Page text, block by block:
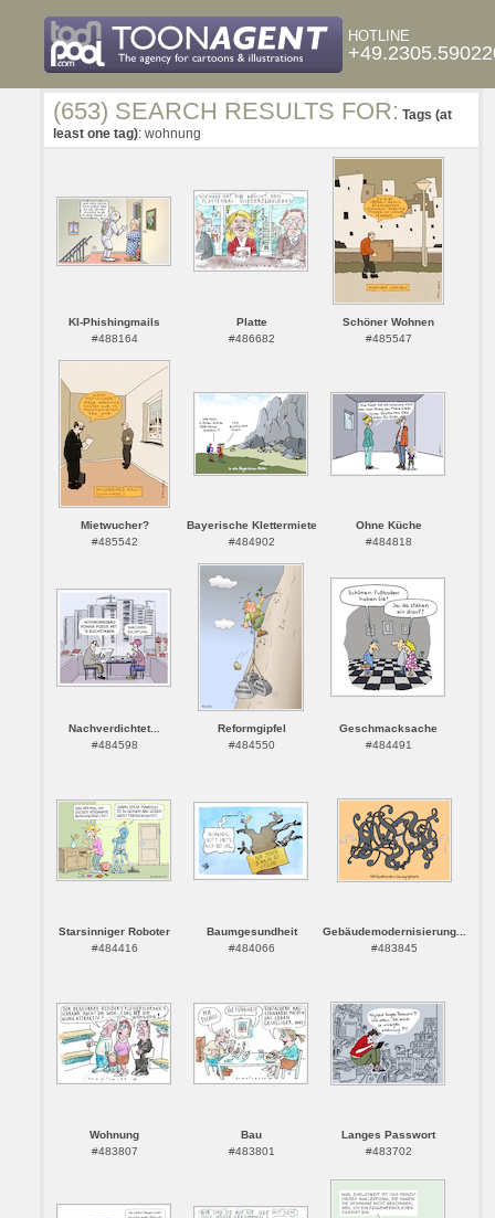
HOTLINE
(653) SEARCH RESULTS FOR: Tags (at
least one tag): wohnung
KI-Phishingmails
#488164
Platte
#486682
Schöner Wohnen
#485547
Mietwucher?
#485542
Bayerische Klettermiete
#484902
Ohne Küche
#484818
Nachverdichtet...
#484598
Reformgipfel
#484550
Geschmacksache
#484491
Starsinniger Roboter
#484416
Baumgesundheit
#484066
Gebäudemodernisierung...
#483845
Wohnung
#483807
Bau
#483801
Langes Passwort
#483702